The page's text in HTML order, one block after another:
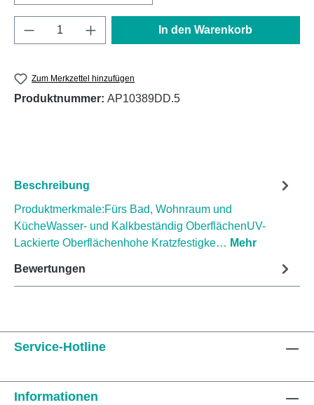
Produkt Anzahl: Gib den gewünschten
In den Warenkorb
Zum Merkzettel hinzufügen
Produktnummer: AP10389DD.5
Beschreibung
Produktmerkmale:Fürs Bad, Wohnraum und
KücheWasser- und Kalkbeständig OberflächenUV-
Lackierte Oberflächenhohe Kratzfestigke… Mehr
Bewertungen
Service-Hotline
Informationen